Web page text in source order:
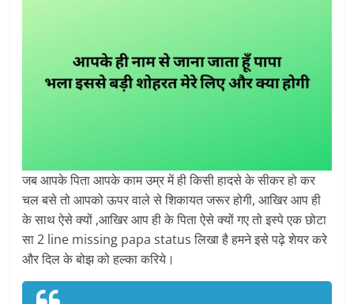
जब आपके पिता आपके काम उम्र में ही किसी हादसे के सीकर हो कर
चल बसे तो आपको ऊपर वाले से शिकायत जरूर होगी, आखिर आप ही
के साथ ऐसे क्यों ,आखिर आप ही के पिता ऐसे क्यों गए तो इस्पे एक छोटा
सा 2 line missing papa status लिखा है हमने इसे पढ़े शेयर करे
और दिल के बोझ को हल्का करिये।